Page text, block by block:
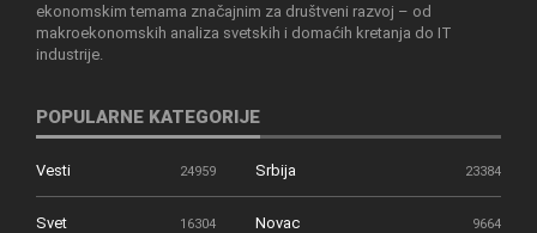
ekonomskim temama značajnim za društveni razvoj – od
makroekonomskih analiza svetskih i domaćih kretanja do IT
industrije.
POPULARNE KATEGORIJE
Vesti 24959 Srbija 23384
Svet 16304 Novac 9664